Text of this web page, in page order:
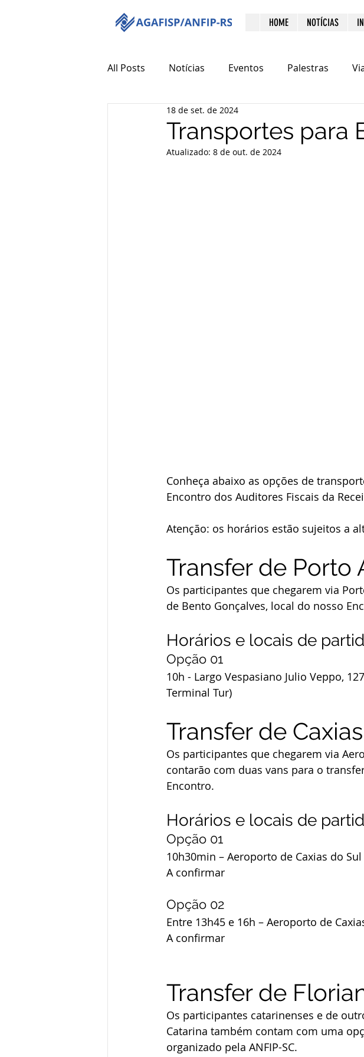
HOME NOTÍCIAS
All Posts Notícias Eventos Palestras
Transportes para
18 de set. de 2024
Atualizado: 8 de out. de 2024
Conheça abaixo as opções de
Encontro dos Auditores Fiscais da
Atenção: os horários estão sujeitos a
Transfer de Porto
Os participantes que chegarem via
de Bento Gonçalves, local do nosso
Horários e locais de
Opção 01
10h - Largo Vespasiano Julio Veppo,
Terminal Tur)
Transfer de
Os participantes que chegarem via
contarão com duas vans para o
Encontro.
Horários e locais de
Opção 01
10h30min – Aeroporto de Caxias do Sul
A confirmar
Opção 02
Entre 13h45 e 16h – Aeroporto de
A confirmar
Transfer de
Os participantes catarinenses e de
Catarina também contam com uma
organizado pela ANFIP-SC.